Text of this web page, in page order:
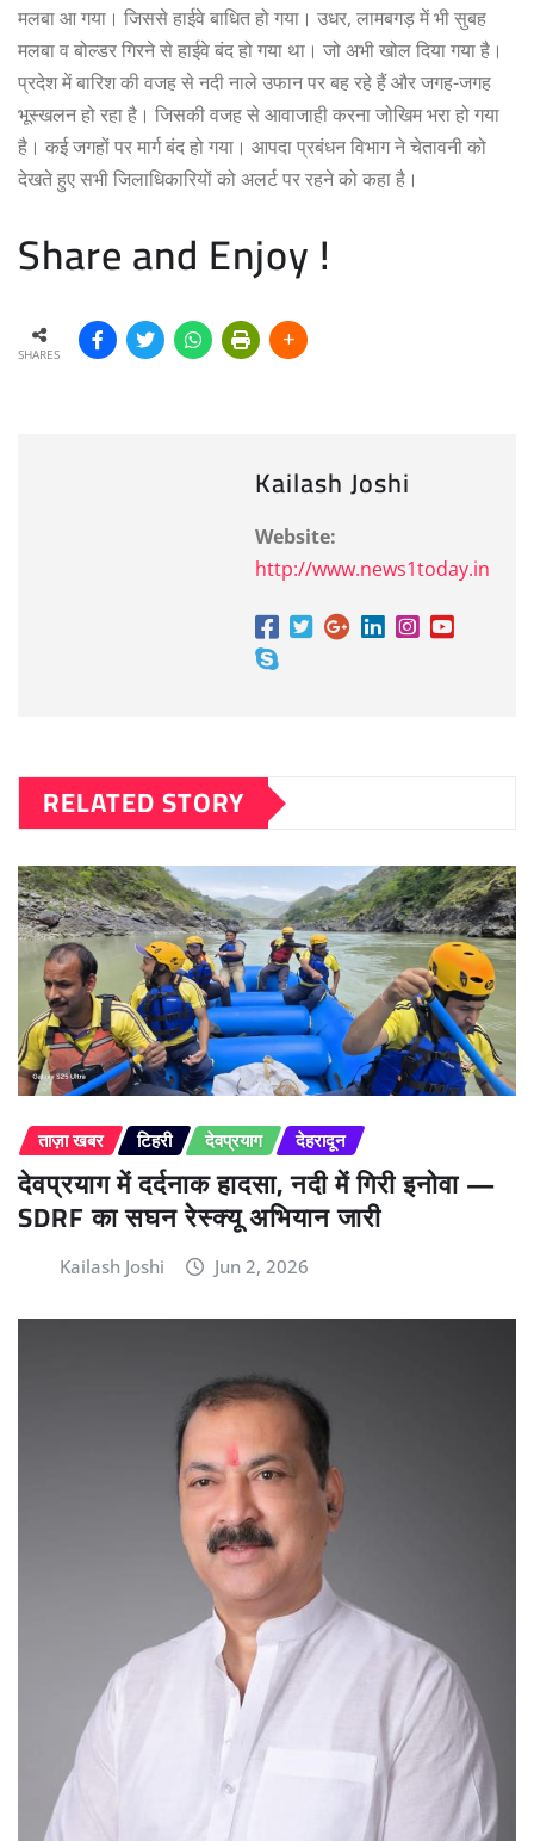
मलबा आ गया। जिससे हाईवे बाधित हो गया। उधर, लामबगड़ में भी सुबह
मलबा व बोल्डर गिरने से हाईवे बंद हो गया था। जो अभी खोल दिया गया है।
प्रदेश में बारिश की वजह से नदी नाले उफान पर बह रहे हैं और जगह-जगह
भूस्खलन हो रहा है। जिसकी वजह से आवाजाही करना जोखिम भरा हो गया
है। कई जगहों पर मार्ग बंद हो गया। आपदा प्रबंधन विभाग ने चेतावनी को
देखते हुए सभी जिलाधिकारियों को अलर्ट पर रहने को कहा है।
Share and Enjoy !
SHARES
Kailash Joshi
Website:
http://www.news1today.in
RELATED STORY
ताज़ा खबर टिहरी देवप्रयाग देहरादून
देवप्रयाग में दर्दनाक हादसा, नदी में गिरी इनोवा —
SDRF का सघन रेस्क्यू अभियान जारी
Kailash Joshi Jun 2, 2026